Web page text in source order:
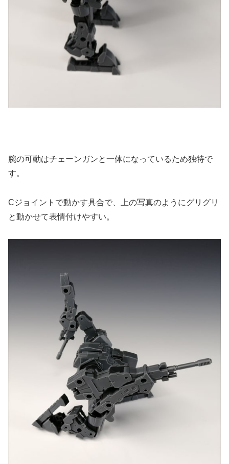
腕の可動はチェーンガンと一体になっているため独特で
す。
Cジョイントで動かす具合で、上の写真のようにグリグリ
と動かせて表情付けやすい。